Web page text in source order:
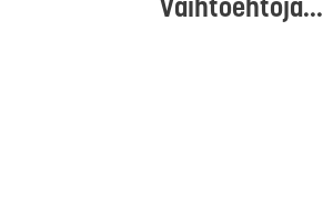
Vaihtoehtoja...